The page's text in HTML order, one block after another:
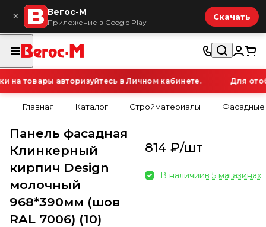
× Вегос-М
Приложение в Google Play
Скачать
товары авторизуйтесь в Личном кабинете. Для
Главная Каталог Стройматериалы Фасадные
Панель фасадная
Клинкерный
кирпич Design
молочный
968*390мм (шов
RAL 7006) (10)
814 ₽/шт
В наличиив 5 магазинах